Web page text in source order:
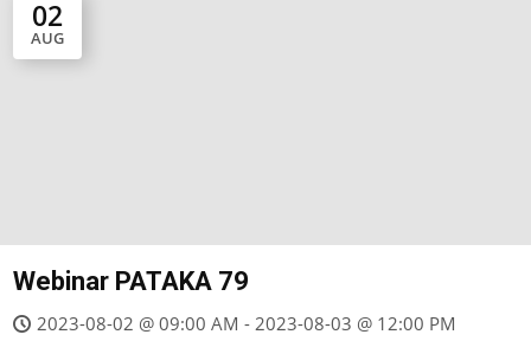
02
AUG
Webinar PATAKA 79
2023-08-02 @ 09:00 AM - 2023-08-03 @ 12:00 PM